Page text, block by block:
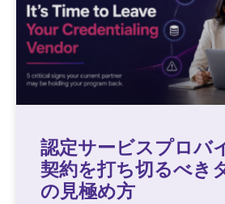
認定サービスプロバ
契約を打ち切るべき
の見極め方